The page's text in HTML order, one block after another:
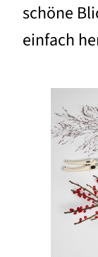
schöne
einfach